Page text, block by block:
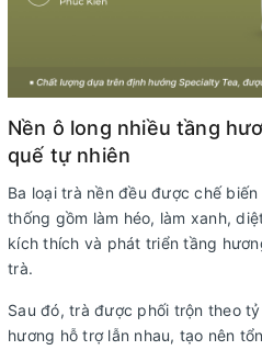
Nền ô long nhiều tầng
quế tự nhiên
Ba loại trà nền đều được chế
thống gồm làm héo, làm xanh,
kích thích và phát triển tầng
trà.
Sau đó, trà được phối trộn theo
hương hỗ trợ lẫn nhau, tạo nên